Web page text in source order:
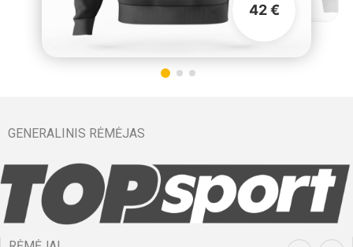
42 €
GENERALINIS RĖMĖJAS